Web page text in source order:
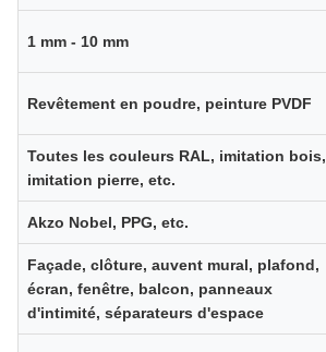
1 mm - 10 mm
Revêtement en poudre, peinture PVDF
Toutes les couleurs RAL, imitation bois,
imitation pierre, etc.
Akzo Nobel, PPG, etc.
Façade, clôture, auvent mural, plafond,
écran, fenêtre, balcon, panneaux
d'intimité, séparateurs d'espace